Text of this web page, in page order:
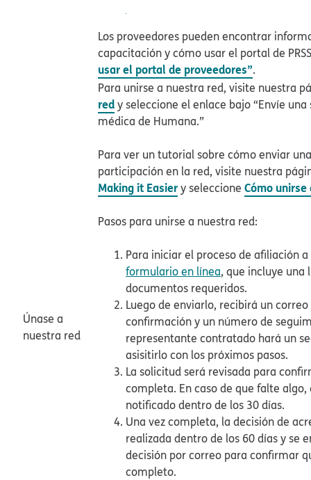
Los proveedores pueden encontrar
capacitación y cómo usar el portal de
usar el portal de proveedores”.​​
Únase a
nuestra red​​
Para unirse a nuestra red, visite nuestra
redy seleccione el enlace bajo “Envíe
médica de Humana.”​​
Para ver un tutorial sobre cómo enviar
participación en la red, visite nuestra
Making it Easiery seleccione Cómo
Pasos para unirse a nuestra red:​​
Para iniciar el proceso de afiliación
formulario en línea, que incluye una
documentos requeridos.​​
Luego de enviarlo, recibirá un
confirmación y un número de
representante contratado hará un
asisitirlo con los próximos pasos.​​
La solicitud será revisada para
completa. En caso de que falte
notificado dentro de los 30 días.​​
Una vez completa, la decisión de
realizada dentro de los 60 días y se
decisión por correo para confirmar
completo.​​